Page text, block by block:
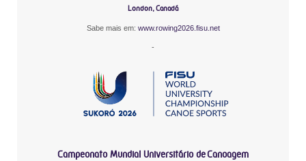
London, Canadá
Sabe mais em: www.rowing2026.fisu.net
-
Campeonato Mundial Universitário de Canoagem